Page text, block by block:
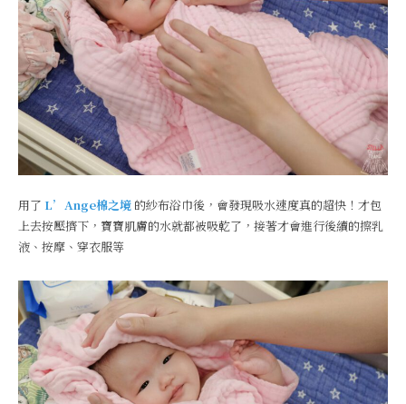
用了 L’Ange棉之境 的紗布浴巾後，會發現吸水速度真的超快！才包
上去按壓擠下，寶寶肌膚的水就都被吸乾了，接著才會進行後續的擦乳
液、按摩、穿衣服等